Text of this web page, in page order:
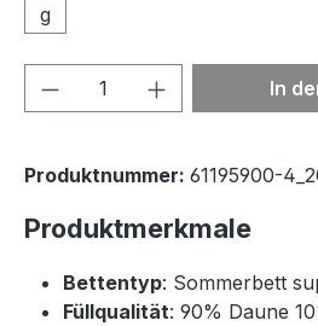
g
Produkt Anzahl: Gib
In
Produktnummer: 61195900-
Produktmerkmale
Bettentyp: Sommerbett
Füllqualität: 90% Daune